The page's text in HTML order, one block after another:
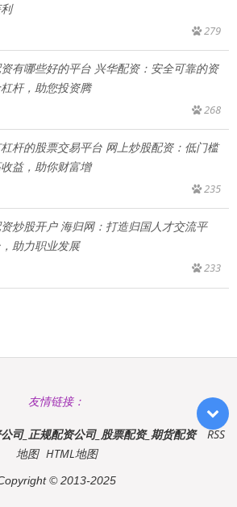
279
有哪些好的平台 兴华配资：安全可靠的资
杆，助您投资腾
268
杆的股票交易平台 网上炒股配资：低门槛
益，助你财富增
235
炒股开户 海归网：打造归国人才交流平
助力职业发展
233
友情链接：
司_正规配资公司_股票配资_期货配资
RSS
地图 HTML地图
© 2013-2025